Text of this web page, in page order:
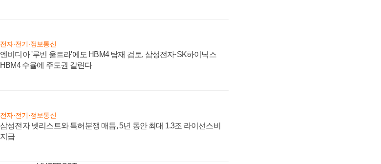
전자·전기·정보통신
엔비디아 '루빈 울트라'에도 HBM4 탑재 검토, 삼성전자·SK하이닉스
HBM4 수율에 주도권 갈린다
전자·전기·정보통신
삼성전자 넷리스트와 특허분쟁 매듭, 5년 동안 최대 1.3조 라이선스비
지급